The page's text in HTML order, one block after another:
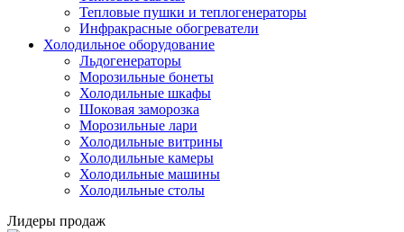
Тепловые пушки и теплогенераторы
Инфракрасные обогреватели
Холодильное оборудование
Льдогенераторы
Морозильные бонеты
Холодильные шкафы
Шоковая заморозка
Морозильные лари
Холодильные витрины
Холодильные камеры
Холодильные машины
Холодильные столы
Лидеры продаж